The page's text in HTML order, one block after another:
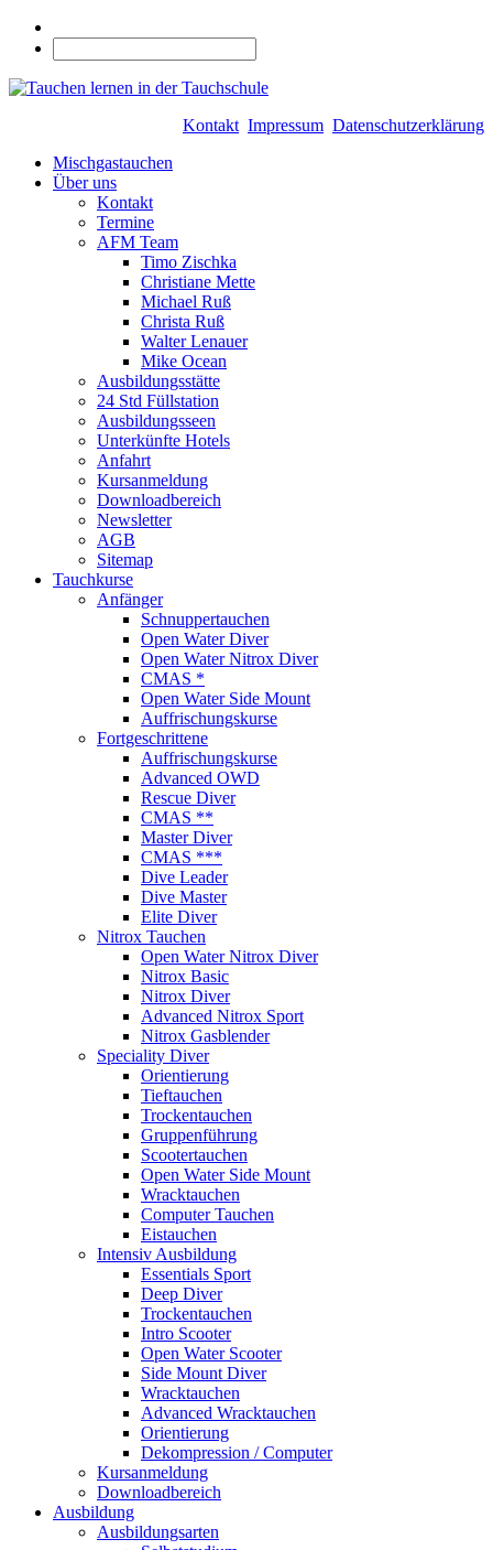
Kontakt Impressum Datenschutzerklärung
Mischgastauchen
Über uns
Kontakt
Termine
AFM Team
Timo Zischka
Christiane Mette
Michael Ruß
Christa Ruß
Walter Lenauer
Mike Ocean
Ausbildungsstätte
24 Std Füllstation
Ausbildungsseen
Unterkünfte Hotels
Anfahrt
Kursanmeldung
Downloadbereich
Newsletter
AGB
Sitemap
Tauchkurse
Anfänger
Schnuppertauchen
Open Water Diver
Open Water Nitrox Diver
CMAS *
Open Water Side Mount
Auffrischungskurse
Fortgeschrittene
Auffrischungskurse
Advanced OWD
Rescue Diver
CMAS **
Master Diver
CMAS ***
Dive Leader
Dive Master
Elite Diver
Nitrox Tauchen
Open Water Nitrox Diver
Nitrox Basic
Nitrox Diver
Advanced Nitrox Sport
Nitrox Gasblender
Speciality Diver
Orientierung
Tieftauchen
Trockentauchen
Gruppenführung
Scootertauchen
Open Water Side Mount
Wracktauchen
Computer Tauchen
Eistauchen
Intensiv Ausbildung
Essentials Sport
Deep Diver
Trockentauchen
Intro Scooter
Open Water Scooter
Side Mount Diver
Wracktauchen
Advanced Wracktauchen
Orientierung
Dekompression / Computer
Kursanmeldung
Downloadbereich
Ausbildung
Ausbildungsarten